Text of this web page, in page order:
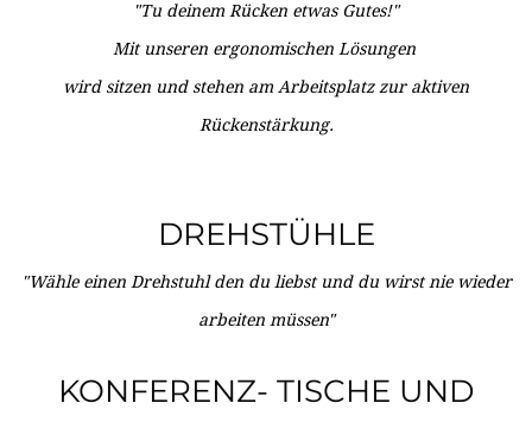
"Tu deinem Rücken etwas Gutes!"
Mit unseren ergonomischen Lösungen
wird sitzen und stehen am Arbeitsplatz zur aktiven
Rückenstärkung.
DREHSTÜHLE
"Wähle einen Drehstuhl den du liebst und du wirst nie wieder
arbeiten müssen"
KONFERENZ- TISCHE UND